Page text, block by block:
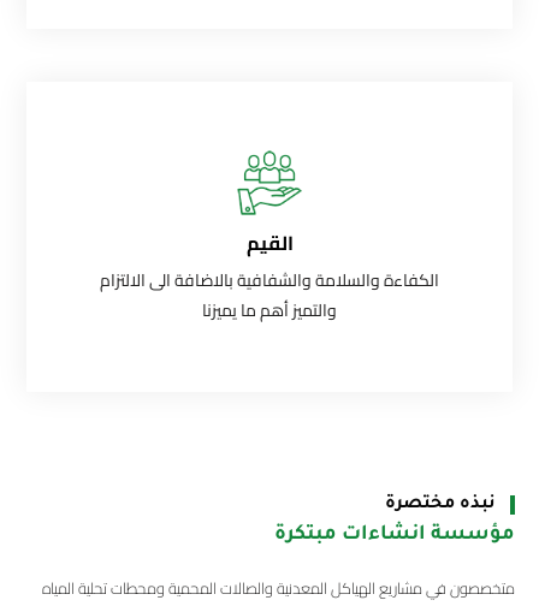
القيم
الكفاءة والسلامة والشفافية بالاضافة الى الالتزام
والتميز أهم ما يميزنا
نبذه مختصرة
مؤسسة انشاءات مبتكرة
متخصصون في مشاريع الهياكل المعدنية والصالات المحمية ومحطات تحلية المياه